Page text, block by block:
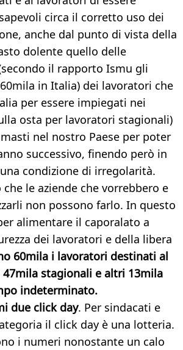
circa il corretto uso dei
anche dal punto di vista della
dolente quello delle
il rapporto Ismu gli
in Italia) dei lavoratori che
per essere impiegati nei
osta per lavoratori stagionali)
nel nostro Paese per poter
successivo, finendo però in
condizione di irregolarità.
le aziende che vorrebbero e
non possono farlo. In questo
alimentare il caporalato a
dei lavoratori e della libera
60mila i lavoratori destinati al
stagionali e altri 13mila
indeterminato.
due click day. Per sindacati e
il click day è una lotteria.
i numeri nonostante un calo